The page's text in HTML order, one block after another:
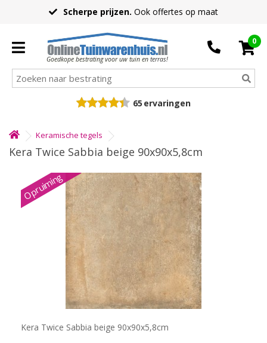
Scherpe prijzen. Ook offertes op maat
Goedkope bestrating voor uw tuin en terras!
0
65 ervaringen
Keramische tegels
Kera Twice Sabbia beige 90x90x5,8cm
Opruiming
Kera Twice Sabbia beige 90x90x5,8cm